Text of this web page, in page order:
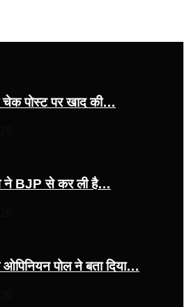
चेक पोस्ट पर खाद की…
ने BJP से कर ली है…
पोल ने बता दिया…